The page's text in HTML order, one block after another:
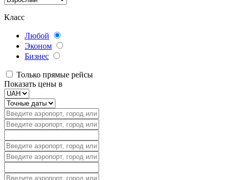
Класс
Любой
Эконом
Бизнес
Только прямые рейсы
Показать цены в